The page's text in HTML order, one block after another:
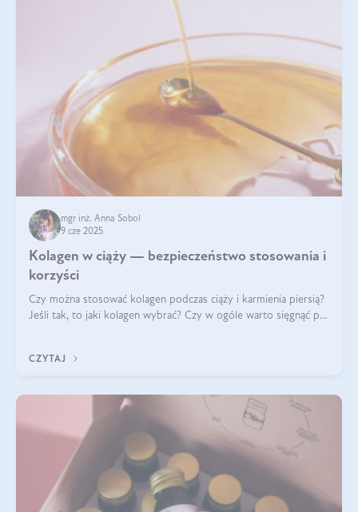
mgr inż. Anna Sobol
9 cze 2025
Kolagen w ciąży — bezpieczeństwo stosowania i
korzyści
Czy można stosować kolagen podczas ciąży i karmienia piersią?
Jeśli tak, to jaki kolagen wybrać? Czy w ogóle warto sięgnąć po
CZYTAJ